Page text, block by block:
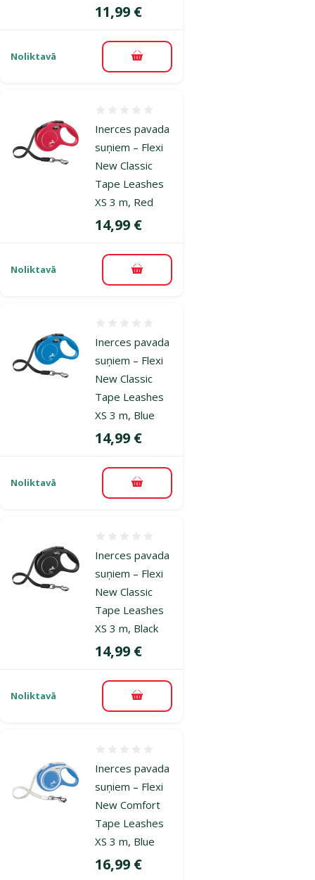
Cena
11,99 €
Noliktavā Pievienot grozam
Inerces pavada
suņiem – Flexi
New Classic
Tape Leashes
XS 3 m, Red
Cena
14,99 €
Noliktavā Pievienot grozam
Inerces pavada
suņiem – Flexi
New Classic
Tape Leashes
XS 3 m, Blue
Cena
14,99 €
Noliktavā Pievienot grozam
Inerces pavada
suņiem – Flexi
New Classic
Tape Leashes
XS 3 m, Black
Cena
14,99 €
Noliktavā Pievienot grozam
Inerces pavada
suņiem – Flexi
New Comfort
Tape Leashes
XS 3 m, Blue
Cena
16,99 €